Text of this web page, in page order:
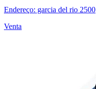
Endereço: garcia del rio 2500
Venta